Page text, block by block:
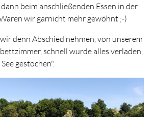
beim anschließenden Essen in der
wir garnicht mehr gewöhnt ;-)
denn Abschied nehmen, von unserem
schnell wurde alles verladen,
gestochen".